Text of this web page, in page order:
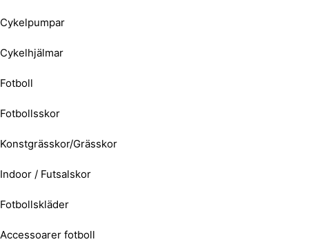
Cykelpumpar
Cykelhjälmar
Fotboll
Fotbollsskor
Konstgrässkor/Grässkor
Indoor / Futsalskor
Fotbollskläder
Accessoarer fotboll